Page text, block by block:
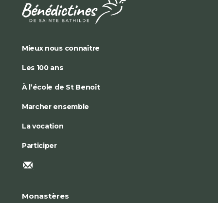
Mieux nous connaître
Les 100 ans
À l’école de St Benoît
Marcher ensemble
La vocation
Participer
Monastères